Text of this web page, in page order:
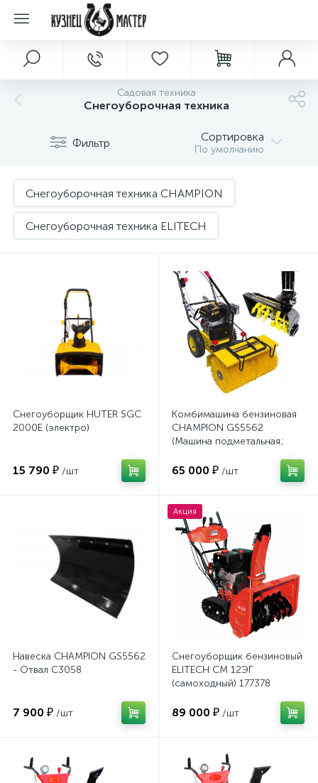
Садовая техника
Снегоуборочная техника
Фильтр Сортировка
По умолчанию
Снегоуборочная техника CHAMPION
Снегоуборочная техника ELITECH
Снегоуборщик HUTER SGC
2000E (электро)
15 790 ₽ /шт
Комбимашина бензиновая
CHAMPION GS5562
(Машина подметальная;
65 000 ₽ /шт
Навеска CHAMPION GS5562
- Отвал C3058
7 900 ₽ /шт
Акция
Снегоуборщик бензиновый
ELITECH СМ 12ЭГ
(самоходный) 177378
89 000 ₽ /шт